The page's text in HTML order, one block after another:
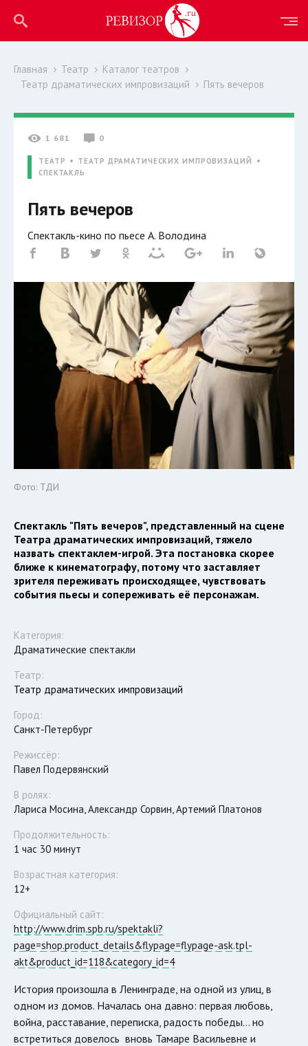
Главная Театр
Каталог театров
Театр драматических импровизаций
Пять вечеров
1 681 0
ТЕАТР
ТЕАТР ДРАМАТИЧЕСКИХ ИМПРОВИЗАЦИЙ
СПЕКТАКЛЬ
Пять вечеров
Спектакль-кино по пьесе А. Володина
Фото: ТДИ
Спектакль "Пять вечеров", представленный на сцене
Театра драматических импровизаций, тяжело
назвать спектаклем-игрой. Эта постановка скорее
ближе к кинематографу, потому что заставляет
зрителя переживать происходящее, чувствовать
события пьесы и сопереживать её персонажам.
Категория:
Драматические спектакли
Театр:
Театр драматических импровизаций
Город:
Санкт-Петербург
Режиссёр:
Павел Подервянский
В ролях:
Лариса Мосина, Александр Сорвин, Артемий Платонов
Продолжительность:
1 час 30 минут
Возрастная категория:
12+
Официальный сайт:
http://www.drim.spb.ru/spektakli?
page=shop.product_details&flypage=flypage-ask.tpl-
akt&product_id=118&category_id=4
История произошла в Ленинграде, на одной из улиц, в
одном из домов. Началась она давно: первая любовь,
война, расставание, переписка, радость победы… но
встретиться довелось вновь Тамаре Васильевне и